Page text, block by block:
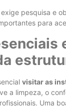
pesquisa e
para
visitar as
a limpeza, o
Uma